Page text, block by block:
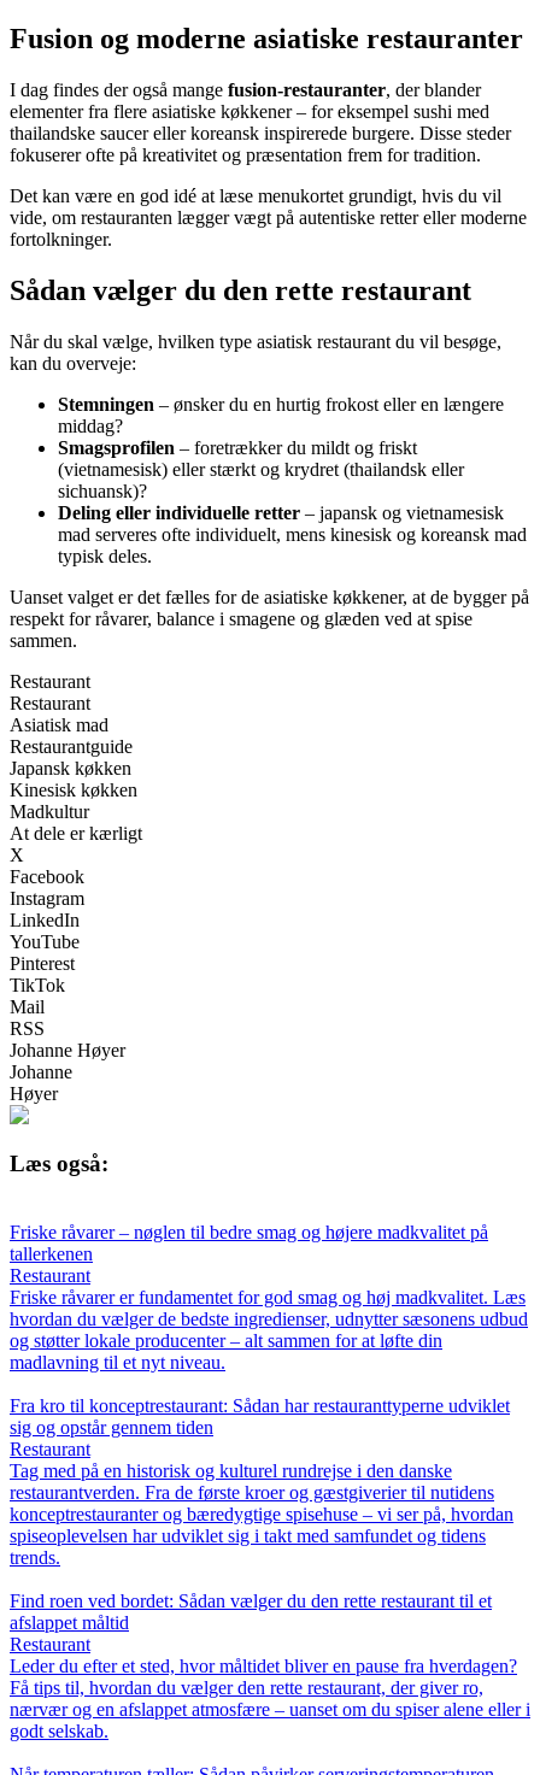
Fusion og moderne asiatiske restauranter
I dag findes der også mange fusion-restauranter, der blander
elementer fra flere asiatiske køkkener – for eksempel sushi med
thailandske saucer eller koreansk inspirerede burgere. Disse steder
fokuserer ofte på kreativitet og præsentation frem for tradition.
Det kan være en god idé at læse menukortet grundigt, hvis du vil
vide, om restauranten lægger vægt på autentiske retter eller moderne
fortolkninger.
Sådan vælger du den rette restaurant
Når du skal vælge, hvilken type asiatisk restaurant du vil besøge,
kan du overveje:
Stemningen – ønsker du en hurtig frokost eller en længere
middag?
Smagsprofilen – foretrækker du mildt og friskt
(vietnamesisk) eller stærkt og krydret (thailandsk eller
sichuansk)?
Deling eller individuelle retter – japansk og vietnamesisk
mad serveres ofte individuelt, mens kinesisk og koreansk mad
typisk deles.
Uanset valget er det fælles for de asiatiske køkkener, at de bygger på
respekt for råvarer, balance i smagene og glæden ved at spise
sammen.
Restaurant
Restaurant
Asiatisk mad
Restaurantguide
Japansk køkken
Kinesisk køkken
Madkultur
At dele er kærligt
X
Facebook
Instagram
LinkedIn
YouTube
Pinterest
TikTok
Mail
RSS
Johanne Høyer
Johanne
Høyer
Læs også:
Friske råvarer – nøglen til bedre smag og højere madkvalitet på
tallerkenen
Restaurant
Friske råvarer er fundamentet for god smag og høj madkvalitet. Læs
hvordan du vælger de bedste ingredienser, udnytter sæsonens udbud
og støtter lokale producenter – alt sammen for at løfte din
madlavning til et nyt niveau.
Fra kro til konceptrestaurant: Sådan har restauranttyperne udviklet
sig og opstår gennem tiden
Restaurant
Tag med på en historisk og kulturel rundrejse i den danske
restaurantverden. Fra de første kroer og gæstgiverier til nutidens
konceptrestauranter og bæredygtige spisehuse – vi ser på, hvordan
spiseoplevelsen har udviklet sig i takt med samfundet og tidens
trends.
Find roen ved bordet: Sådan vælger du den rette restaurant til et
afslappet måltid
Restaurant
Leder du efter et sted, hvor måltidet bliver en pause fra hverdagen?
Få tips til, hvordan du vælger den rette restaurant, der giver ro,
nærvær og en afslappet atmosfære – uanset om du spiser alene eller i
godt selskab.